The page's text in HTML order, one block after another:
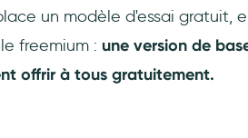
un modèle d'essai gratuit,
freemium : une version de
offrir à tous gratuitement.